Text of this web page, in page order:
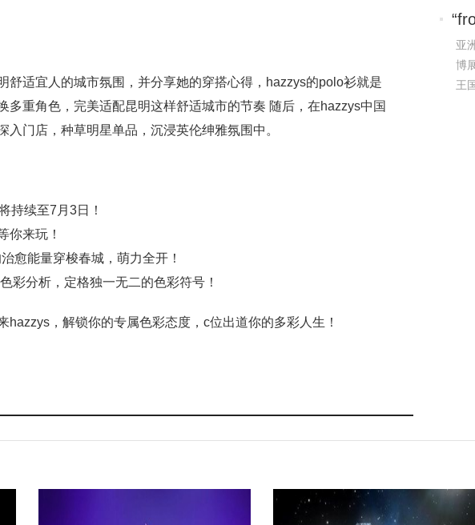
舒适宜人的城市氛围，并分享她的穿搭心得，hazzys的polo衫就是
多重角色，完美适配昆明这样舒适城市的节奏 随后，在hazzys中国
入门店，种草明星单品，沉浸英伦绅雅氛围中。
持续至7月3日！
你来玩！
愈能量穿梭春城，萌力全开！
彩分析，定格独一无二的色彩符号！
hazzys，解锁你的专属色彩态度，c位出道你的多彩人生！
亚
博
王